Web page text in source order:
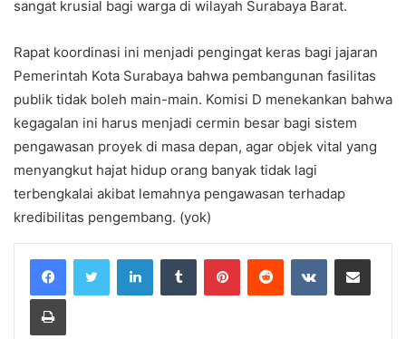
sangat krusial bagi warga di wilayah Surabaya Barat.
Rapat koordinasi ini menjadi pengingat keras bagi jajaran
Pemerintah Kota Surabaya bahwa pembangunan fasilitas
publik tidak boleh main-main. Komisi D menekankan bahwa
kegagalan ini harus menjadi cermin besar bagi sistem
pengawasan proyek di masa depan, agar objek vital yang
menyangkut hajat hidup orang banyak tidak lagi
terbengkalai akibat lemahnya pengawasan terhadap
kredibilitas pengembang. (yok)
LinkedInTumblr PinterestReddit VKontakteShare via Email
Print